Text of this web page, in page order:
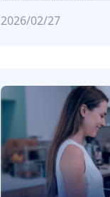
2026/02/27